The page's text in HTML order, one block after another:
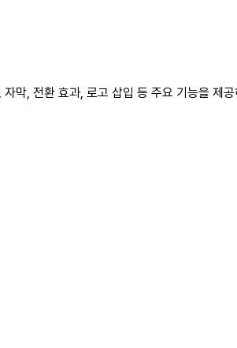
막, 전환 효과, 로고 삽입 등 주요 기능을 제